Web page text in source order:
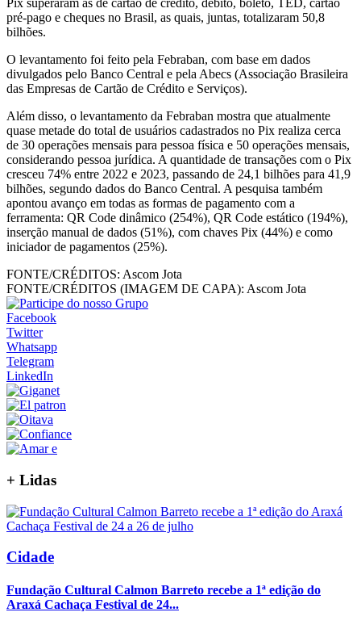
Pix superaram as de cartão de crédito, débito, boleto, TED, cartão
pré-pago e cheques no Brasil, as quais, juntas, totalizaram 50,8
bilhões.
O levantamento foi feito pela Febraban, com base em dados
divulgados pelo Banco Central e pela Abecs (Associação Brasileira
das Empresas de Cartão de Crédito e Serviços).
Além disso, o levantamento da Febraban mostra que atualmente
quase metade do total de usuários cadastrados no Pix realiza cerca
de 30 operações mensais para pessoa física e 50 operações mensais,
considerando pessoa jurídica. A quantidade de transações com o Pix
cresceu 74% entre 2022 e 2023, passando de 24,1 bilhões para 41,9
bilhões, segundo dados do Banco Central. A pesquisa também
apontou avanço em todas as formas de pagamento com a
ferramenta: QR Code dinâmico (254%), QR Code estático (194%),
inserção manual de dados (51%), com chaves Pix (44%) e como
iniciador de pagamentos (25%).
FONTE/CRÉDITOS: Ascom Jota
FONTE/CRÉDITOS (IMAGEM DE CAPA): Ascom Jota
Facebook
Twitter
Whatsapp
Telegram
LinkedIn
+ Lidas
Cidade
Fundação Cultural Calmon Barreto recebe a 1ª edição do
Araxá Cachaça Festival de 24...